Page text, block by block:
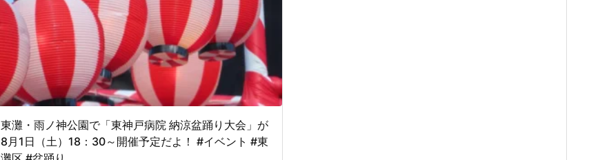
東灘・雨ノ神公園で「東神戸病院 納涼盆踊り大会」が
8月1日（土）18：30～開催予定だよ！ #イベント #東